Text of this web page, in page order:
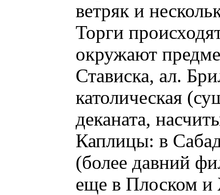
ветряк и
Торги
окружают
Стависка, ал.
католическая
деканата,
Каплицы: в
(более давний
еще в Плоском и